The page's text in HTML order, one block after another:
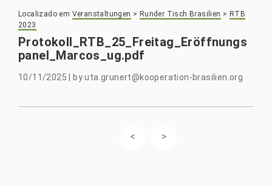
Localizado em Veranstaltungen > Runder Tisch Brasilien > RTB
2023
Protokoll_RTB_25_Freitag_Eröffnungs
panel_Marcos_ug.pdf
10/11/2025 byuta.grunert@kooperation-brasilien.org